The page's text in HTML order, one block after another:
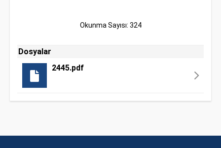
Okunma Sayısı: 324
Dosyalar
2445.pdf